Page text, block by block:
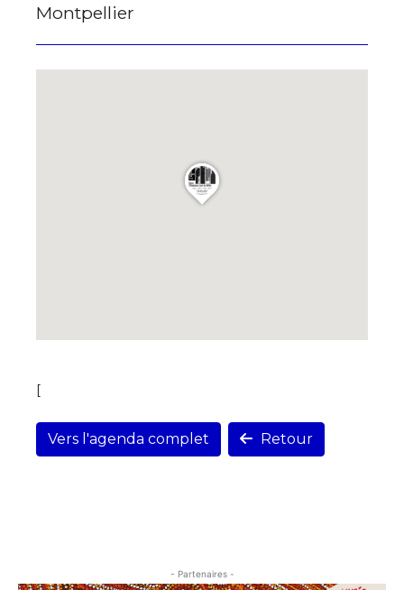
Montpellier
[
Vers l'agenda complet Retour
- Partenaires -